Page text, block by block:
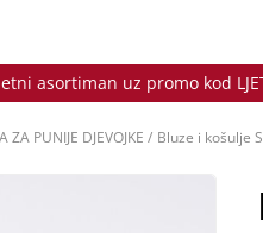
asortiman uz promo kod
PUNIJE DJEVOJKE / Bluze i košulje